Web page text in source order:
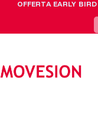
OFFERTA EARLY BIRD